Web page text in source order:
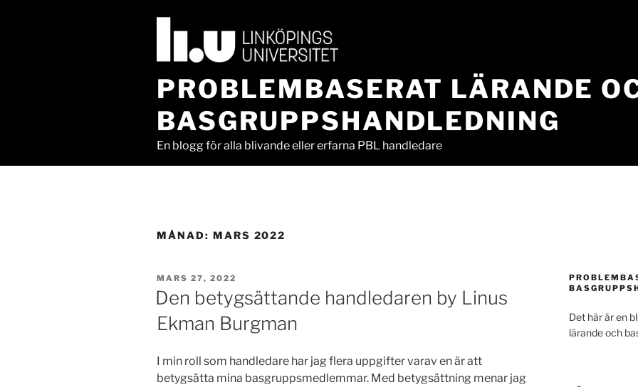
PROBLEMBASERAT LÄRANDE
BASGRUPPSHANDLEDNING
En blogg för alla blivande eller erfarna PBL handledare
MÅNAD: MARS 2022
PUBLICERAT
MARS 27, 2022
Den betygsättande handledaren by Linus
Ekman Burgman
I min roll som handledare har jag flera uppgifter varav en är att
betygsätta mina basgruppsmedlemmar. Med betygsättning menar jag
Det här är en
lärande och